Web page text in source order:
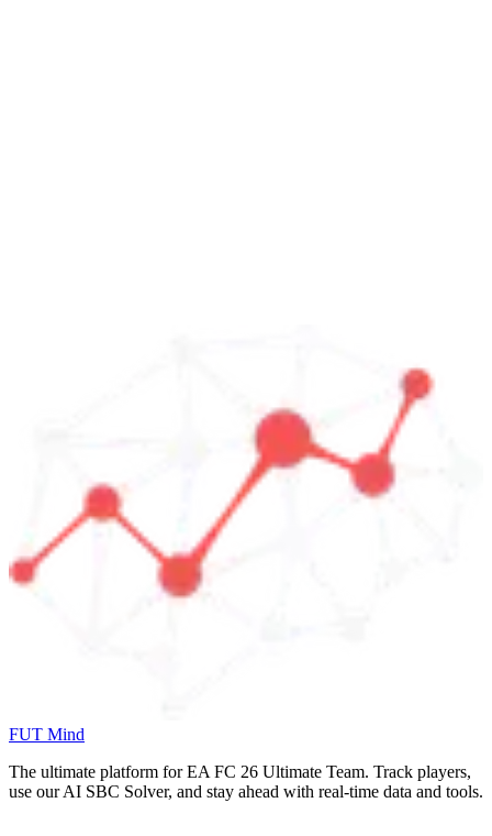
FUT Mind
The ultimate platform for EA FC 26 Ultimate Team. Track players,
use our AI SBC Solver, and stay ahead with real-time data and tools.